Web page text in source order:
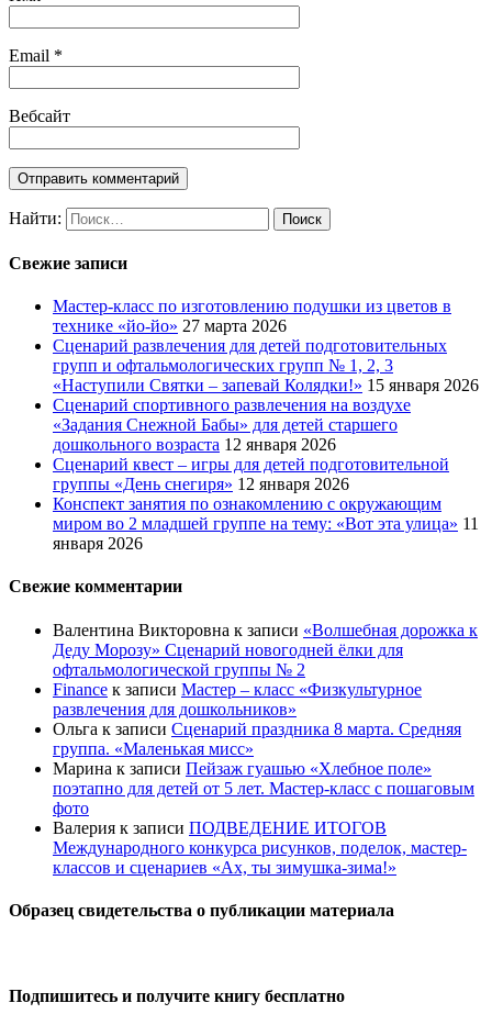
Email *
Вебсайт
Найти:
Свежие записи
Мастер-класс по изготовлению подушки из цветов в
технике «йо-йо» 27 марта 2026
Сценарий развлечения для детей подготовительных
групп и офтальмологических групп № 1, 2, 3
«Наступили Святки – запевай Колядки!» 15 января 2026
Сценарий спортивного развлечения на воздухе
«Задания Снежной Бабы» для детей старшего
дошкольного возраста 12 января 2026
Сценарий квест – игры для детей подготовительной
группы «День снегиря» 12 января 2026
Конспект занятия по ознакомлению с окружающим
миром во 2 младшей группе на тему: «Вот эта улица» 11
января 2026
Свежие комментарии
Валентина Викторовна к записи «Волшебная дорожка к
Деду Морозу» Сценарий новогодней ёлки для
офтальмологической группы № 2
Finance к записи Мастер – класс «Физкультурное
развлечения для дошкольников»
Ольга к записи Сценарий праздника 8 марта. Средняя
группа. «Маленькая мисс»
Марина к записи Пейзаж гуашью «Хлебное поле»
поэтапно для детей от 5 лет. Мастер-класс с пошаговым
фото
Валерия к записи ПОДВЕДЕНИЕ ИТОГОВ
Международного конкурса рисунков, поделок, мастер-
классов и сценариев «Ах, ты зимушка-зима!»
Образец свидетельства о публикации материала
Подпишитесь и получите книгу бесплатно